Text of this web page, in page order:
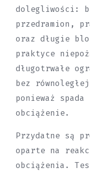
dolegliwości:
przedramion,
oraz długie
praktyce
długotrwałe
bez
ponieważ
obciążenie.
Przydatne są
oparte na
obciążenia.